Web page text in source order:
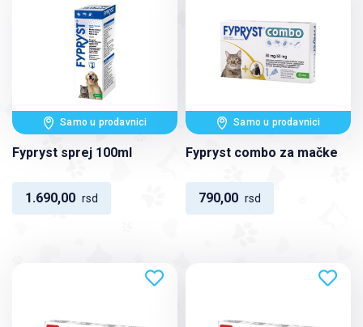
Samo u prodavnici
Fypryst sprej 100ml
1.690,00 rsd
Samo u prodavnici
Fypryst combo za mačke
790,00 rsd